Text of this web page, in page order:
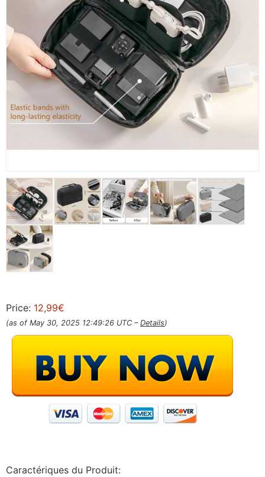
Price: 12,99€
(as of May 30, 2025 12:49:26 UTC – Details)
Caractériques du Produit: